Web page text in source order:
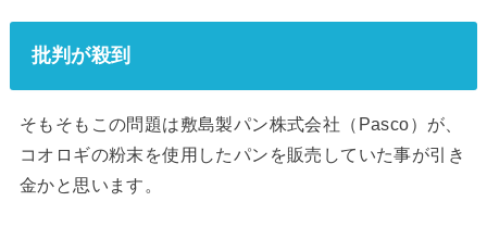
批判が殺到
そもそもこの問題は敷島製パン株式会社（Pasco）が、
コオロギの粉末を使用したパンを販売していた事が引き
金かと思います。